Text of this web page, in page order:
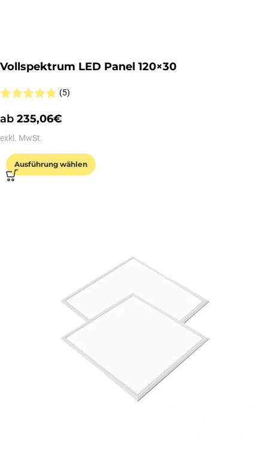
Vollspektrum LED Panel 120×30
(5)
ab 235,06€
exkl. MwSt.
Ausführung wählen